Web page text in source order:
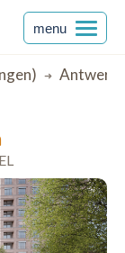
menu